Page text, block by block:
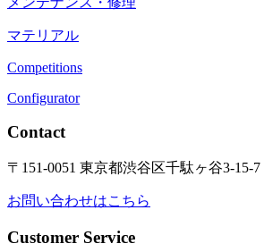
マテリアル
Competitions
Configurator
Contact
〒151-0051 東京都渋谷区千駄ヶ谷3-15-
お問い合わせはこちら
Customer Service